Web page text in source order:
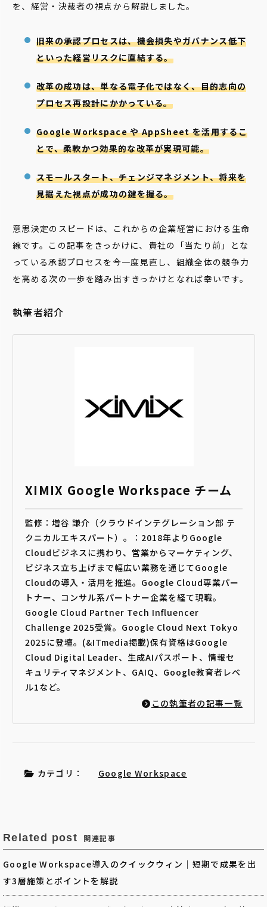
を、経営・決裁者の視点から解説しました。
旧来の承認プロセスは、機会損失やガバナンス低下
といった経営リスクに直結する。
改革の成功は、単なる電子化ではなく、目的志向の
プロセス再設計にかかっている。
Google Workspace や AppSheet を活用するこ
とで、柔軟かつ効果的な改革が実現可能。
スモールスタート、チェンジマネジメント、将来を
見据えた視点が成功の鍵を握る。
意思決定のスピードは、これからの企業経営における生命
線です。この記事をきっかけに、貴社の「当たり前」とな
っている承認プロセスを今一度見直し、組織全体の競争力
を高める次の一歩を踏み出すきっかけとなれば幸いです。
執筆者紹介
XIMIX Google Workspace チーム
監修：増谷 謙介（クラウドインテグレーション部 テ
クニカルエキスパート）。：2018年よりGoogle
Cloudビジネスに携わり、営業からマーケティング、
ビジネス立ち上げまで幅広い業務を通じてGoogle
Cloudの導入・活用を推進。Google Cloud専業パー
トナー、コンサル系パートナー企業を経て現職。
Google Cloud Partner Tech Influencer
Challenge 2025受賞。Google Cloud Next Tokyo
2025に登壇。(&ITmedia掲載)保有資格はGoogle
Cloud Digital Leader、生成AIパスポート、情報セ
キュリティマネジメント、GAIQ、Google教育者レベ
ル1など。
この執筆者の記事一覧
カテゴリ： Google Workspace
Related post 関連記事
Google Workspace導入のクイックウィン｜短期で成果を出
す3層施策とポイントを解説